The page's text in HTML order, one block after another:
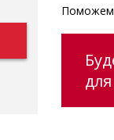
Поможем